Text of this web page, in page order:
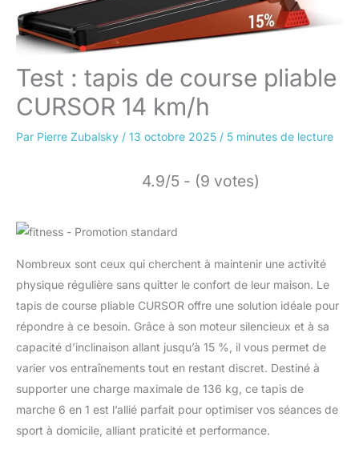
Test : tapis de course pliable
CURSOR 14 km/h
Par Pierre Zubalsky / 13 octobre 2025 / 5 minutes de lecture
4.9/5 - (9 votes)
Nombreux sont ceux qui cherchent à maintenir une activité
physique régulière sans quitter le confort de leur maison. Le
tapis de course pliable CURSOR offre une solution idéale pour
répondre à ce besoin. Grâce à son moteur silencieux et à sa
capacité d’inclinaison allant jusqu’à 15 %, il vous permet de
varier vos entraînements tout en restant discret. Destiné à
supporter une charge maximale de 136 kg, ce tapis de
marche 6 en 1 est l’allié parfait pour optimiser vos séances de
sport à domicile, alliant praticité et performance.